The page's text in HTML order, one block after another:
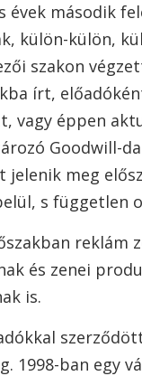
évek második
külön-külön,
szakon
írt,
vagy éppen
Goodwill-
meg
s független
reklám
és zenei
is.
1998-ban egy